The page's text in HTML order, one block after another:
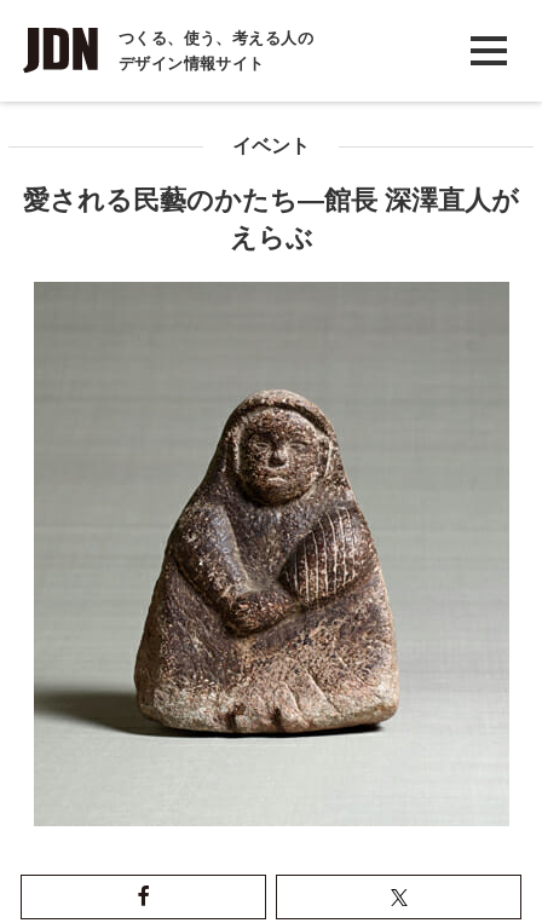
つくる、使う、考える人の
デザイン情報サイト
INTERVIEW
インタビュー
イベント
愛される民藝のかたち―館長 深澤直人が
えらぶ